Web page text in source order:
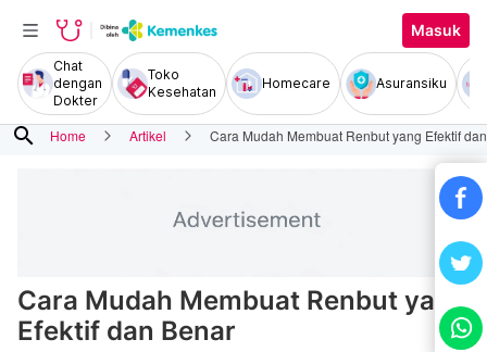
Masuk
Chat
dengan
Dokter
Toko
Kesehatan
Homecare Asuransiku
search Home Artikel Cara Mudah Membuat Renbut yang Efektif
Cara Mudah Membuat Renbut yang
Efektif dan Benar